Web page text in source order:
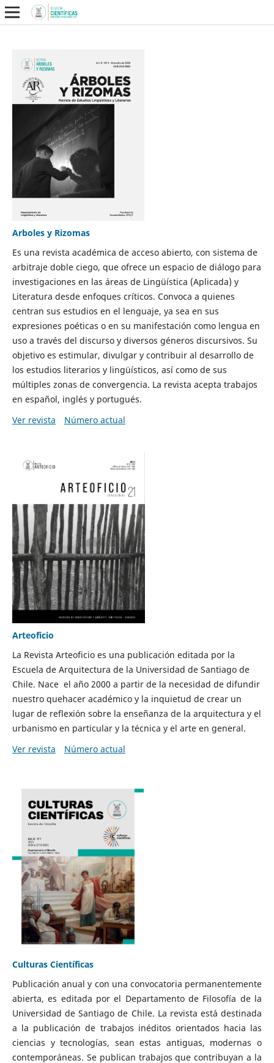
Arboles y Rizomas
Es una revista académica de acceso abierto, con sistema de
arbitraje doble ciego, que ofrece un espacio de diálogo para
investigaciones en las áreas de Lingüística (Aplicada) y
Literatura desde enfoques críticos. Convoca a quienes
centran sus estudios en el lenguaje, ya sea en sus
expresiones poéticas o en su manifestación como lengua en
uso a través del discurso y diversos géneros discursivos. Su
objetivo es estimular, divulgar y contribuir al desarrollo de
los estudios literarios y lingüísticos, así como de sus
múltiples zonas de convergencia. La revista acepta trabajos
en español, inglés y portugués.
Ver revista
Número actual
Arteoficio
La Revista Arteoficio es una publicación editada por la
Escuela de Arquitectura de la Universidad de Santiago de
Chile. Nace el año 2000 a partir de la necesidad de difundir
nuestro quehacer académico y la inquietud de crear un
lugar de reflexión sobre la enseñanza de la arquitectura y el
urbanismo en particular y la técnica y el arte en general.
Ver revista
Número actual
Culturas Científicas
Publicación anual y con una convocatoria permanentemente
abierta, es editada por el Departamento de Filosofía de la
Universidad de Santiago de Chile. La revista está destinada
a la publicación de trabajos inéditos orientados hacia las
ciencias y tecnologías, sean estas antiguas, modernas o
contemporáneas. Se publican trabajos que contribuyan a la